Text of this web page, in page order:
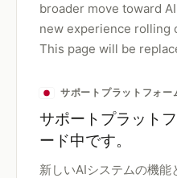
broader move toward
new experience rolling
This page will be
サポートプラットフォー
サポートプラット
ード中です。
新しいAIシステムの機